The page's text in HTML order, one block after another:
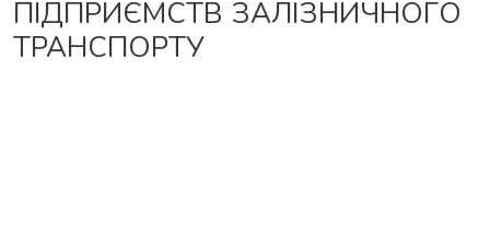
ПІДПРИЄМСТВ ЗАЛІЗНИЧНОГО
ТРАНСПОРТУ